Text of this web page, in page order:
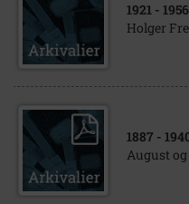
1921 - 1956
Holger
1887 -
August